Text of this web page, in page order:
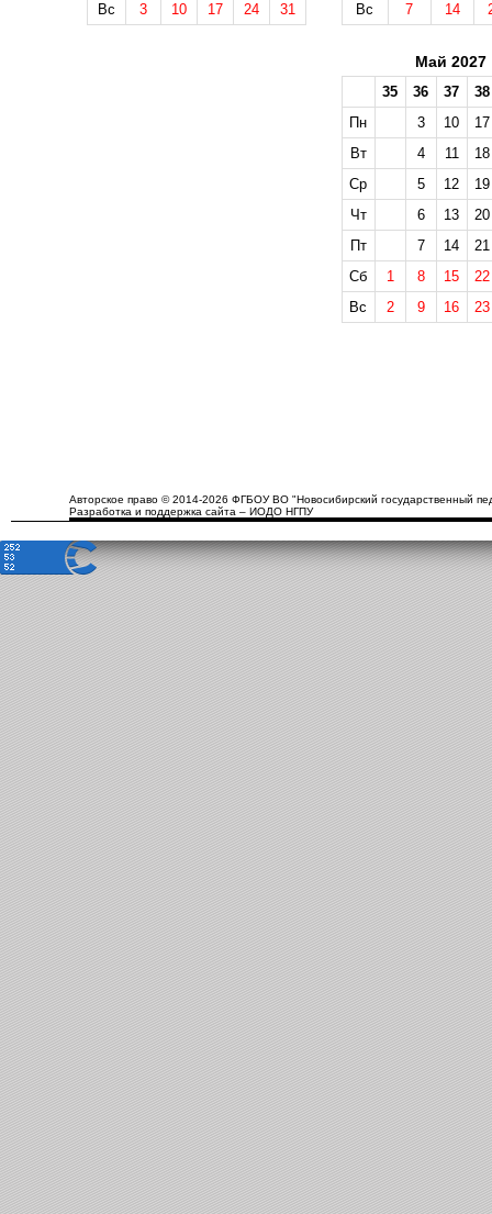
Вс
3 10 17 24 31
Вс
7 14
Май 2027
35 36 37
38
Пн
3 10
17
Вт
4 11
18
Ср
5 12
19
Чт
6 13
20
Пт
7 14
21
Сб
1 8 15
22
Вс
2 9 16 23
Авторское право © 2014-2026 ФГБОУ ВО "Новосибирский государственный
Разработка и поддержка сайта – ИОДО НГПУ